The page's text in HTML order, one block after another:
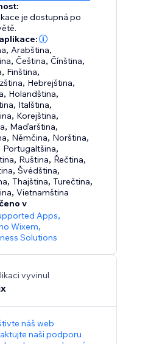
je dostupná po
, Arabština,
,Čeština,Čínština,
, Finština,
, Hebrejština,
, Holandština,
, Italština,
, Korejština,
, Maďarština,
, Němčina, Norština,
Portugaltšina,
, Ruština, Řečtina,
,Švédština,
,Thajština,Turečtina,
,Vietnamština
v
Apps,
Wixem,
Solutions
vyvinul
náš web
naši podporu